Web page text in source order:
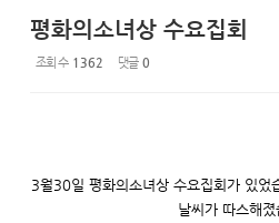
평화의소녀상 수요집회
조회 수 1362 댓글 0
3월30일 평화의소녀상 수요집회가 있었
날씨가 따스해졌